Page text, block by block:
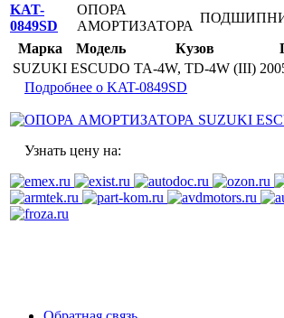
KAT-
0849SD
ОПОРА
АМОРТИЗАТОРА
Марка
Модель Кузов
SUZUKI ESCUDO TA-4W, TD-4W (III)
Подробнее о KAT-0849SD
Узнать цену на: